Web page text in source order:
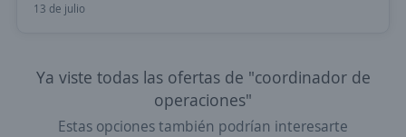
13 de julio
Ya viste todas las ofertas de "coordinador de
operaciones"
Estas opciones también podrían interesarte